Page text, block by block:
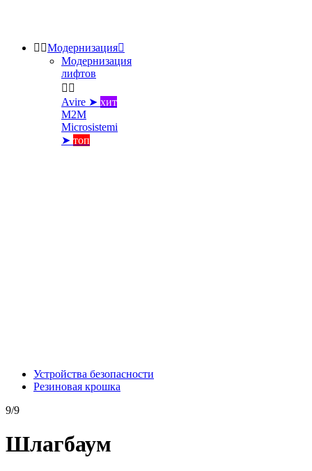
 Модернизация
Модернизация
лифтов
 
Avire ➤ хит
M2M
Microsistemi
➤ топ
Устройства безопасности
Резиновая крошка
9/9
Шлагбаум